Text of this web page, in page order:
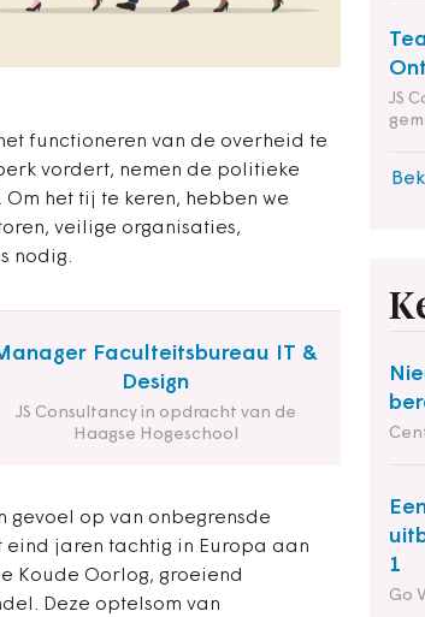
functioneren van de overheid te
vordert, nemen de politieke
het tij te keren, hebben we
veilige organisaties,
nodig.
Faculteitsbureau IT &
Design
JS Consultancy in opdracht van de
Haagse Hogeschool
gevoel op van onbegrensde
eind jaren tachtig in Europa aan
Koude Oorlog, groeiend
Deze optelsom van
JS
1
Go